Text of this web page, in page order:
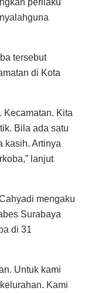
perilaku
tersebut
di Kota
Kecamatan. Kita
Bila ada satu
kasih. Artinya
lanjut
mengaku
Surabaya
di 31
Untuk kami
Kami